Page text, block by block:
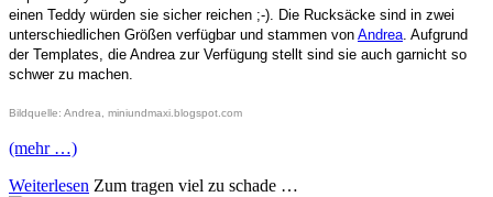
einen Teddy würden sie sicher reichen ;-). Die Rucksäcke sind in zwei
unterschiedlichen Größen verfügbar und stammen von Andrea. Aufgrund
der Templates, die Andrea zur Verfügung stellt sind sie auch garnicht so
schwer zu machen.
Bildquelle: Andrea, miniundmaxi.blogspot.com
(mehr …)
Weiterlesen Zum tragen viel zu schade …